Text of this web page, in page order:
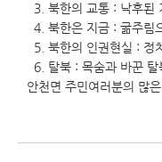
3. 북한의 교통 : 낙후된
4. 북한은 지금 : 굶주림
5. 북한의 인권현실 : 정
6. 탈북 : 목숨과 바꾼 탈
안천면 주민여러분의 많